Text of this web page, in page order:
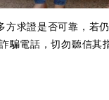
求證是否可靠，若
騙電話，切勿聽信